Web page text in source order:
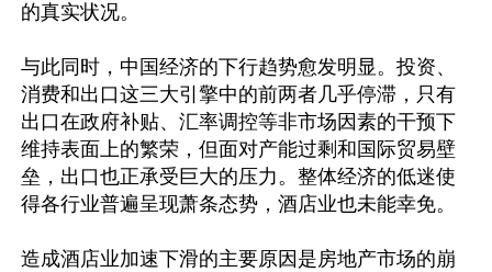
的真实状况。
与此同时，中国经济的下行趋势愈发明显。投资、
消费和出口这三大引擎中的前两者几乎停滞，只有
出口在政府补贴、汇率调控等非市场因素的干预下
维持表面上的繁荣，但面对产能过剩和国际贸易壁
垒，出口也正承受巨大的压力。整体经济的低迷使
得各行业普遍呈现萧条态势，酒店业也未能幸免。
造成酒店业加速下滑的主要原因是房地产市场的崩